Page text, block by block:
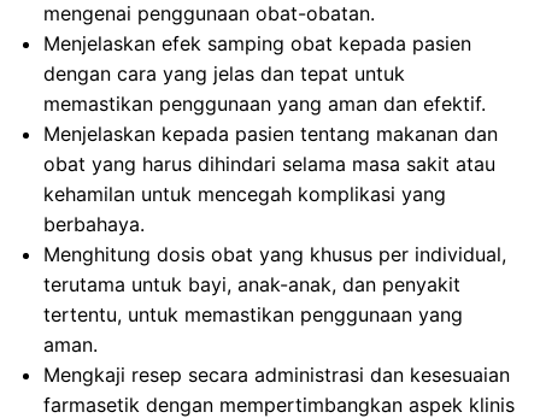
mengenai penggunaan obat-obatan.
Menjelaskan efek samping obat kepada pasien
dengan cara yang jelas dan tepat untuk
memastikan penggunaan yang aman dan efektif.
Menjelaskan kepada pasien tentang makanan dan
obat yang harus dihindari selama masa sakit atau
kehamilan untuk mencegah komplikasi yang
berbahaya.
Menghitung dosis obat yang khusus per individual,
terutama untuk bayi, anak-anak, dan penyakit
tertentu, untuk memastikan penggunaan yang
aman.
Mengkaji resep secara administrasi dan kesesuaian
farmasetik dengan mempertimbangkan aspek klinis